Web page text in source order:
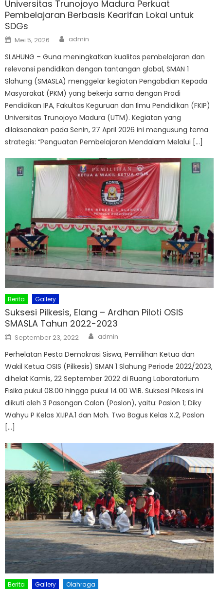
Universitas Trunojoyo Madura Perkuat
Pembelajaran Berbasis Kearifan Lokal untuk
SDGs
Posted
on
Mei 5, 2026 Author
admin
SLAHUNG – Guna meningkatkan kualitas pembelajaran dan
relevansi pendidikan dengan tantangan global, SMAN 1
Slahung (SMASLA) menggelar kegiatan Pengabdian Kepada
Masyarakat (PKM) yang bekerja sama dengan Prodi
Pendidikan IPA, Fakultas Keguruan dan Ilmu Pendidikan (FKIP)
Universitas Trunojoyo Madura (UTM). Kegiatan yang
dilaksanakan pada Senin, 27 April 2026 ini mengusung tema
strategis: “Penguatan Pembelajaran Mendalam Melalui […]
Berita Gallery
Suksesi Pilkesis, Elang – Ardhan Piloti OSIS
SMASLA Tahun 2022-2023
Posted
on
September 23, 2022 Author
admin
Perhelatan Pesta Demokrasi Siswa, Pemilihan Ketua dan
Wakil Ketua OSIS (Pilkesis) SMAN 1 Slahung Periode 2022/2023,
dihelat Kamis, 22 September 2022 di Ruang Laboratorium
Fisika pukul 08.00 hingga pukul 14.00 WIB. Suksesi Pilkesis ini
diikuti oleh 3 Pasangan Calon (Paslon), yaitu: Paslon 1; Diky
Wahyu P Kelas XI.IPA.1 dan Moh. Two Bagus Kelas X.2, Paslon
[…]
Berita Gallery Olahraga